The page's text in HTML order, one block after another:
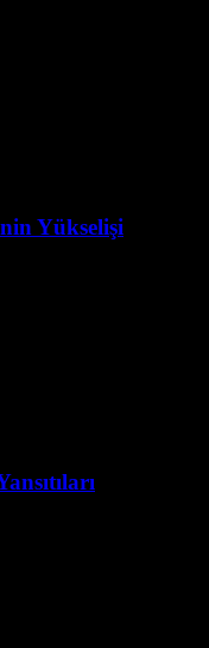
Yükselişi